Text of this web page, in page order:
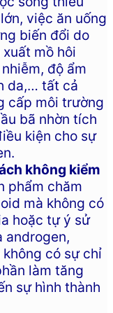
việc ăn uống
biến đổi do
mồ hôi
độ ẩm
da,… tất cả
cấp môi trường
bã nhờn tích
kiện cho sự
không kiểm
phẩm chăm
mà không có
hoặc tự ý sử
androgen,
có sự chỉ
làm tăng
sự hình thành